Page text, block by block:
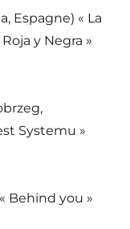
Espagne) « La
y Negra »
Systemu »
Behind you »